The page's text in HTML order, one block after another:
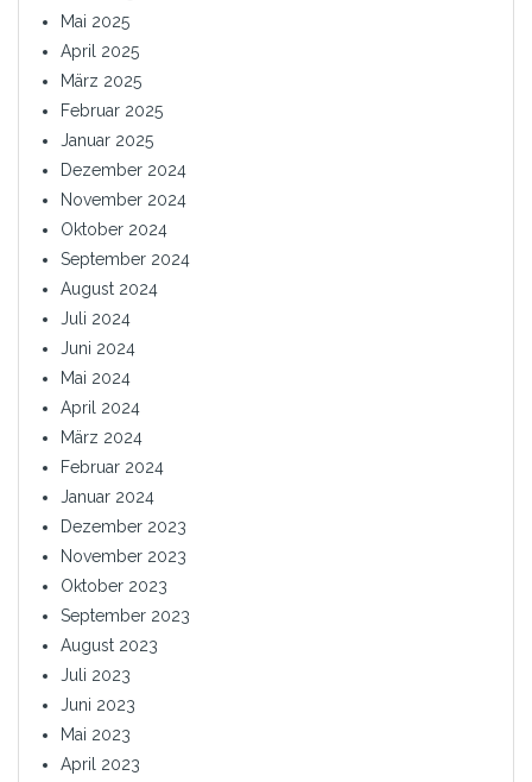
Mai 2025
April 2025
März 2025
Februar 2025
Januar 2025
Dezember 2024
November 2024
Oktober 2024
September 2024
August 2024
Juli 2024
Juni 2024
Mai 2024
April 2024
März 2024
Februar 2024
Januar 2024
Dezember 2023
November 2023
Oktober 2023
September 2023
August 2023
Juli 2023
Juni 2023
Mai 2023
April 2023